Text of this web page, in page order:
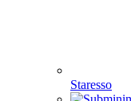
Staresso